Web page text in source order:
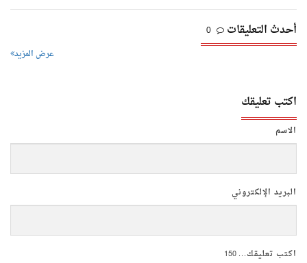
أحدث التعليقات 0
عرض المزيد
اكتب تعليقك
الاسم
البريد الإلكتروني
اكتب تعليقك...150